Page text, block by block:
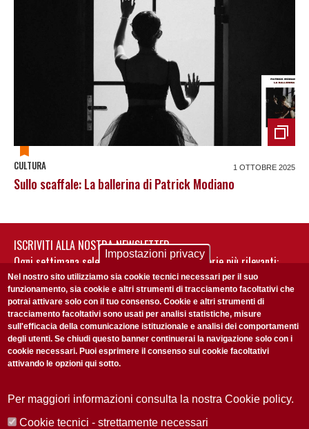
CULTURA 1 OTTOBRE 2025
Sullo scaffale: La ballerina di Patrick Modiano
ISCRIVITI ALLA NOSTRA NEWSLETTER
Ogni settimana selezioniamo per te nostre storie più rilevanti:
non perderti gli aggiornamenti della nostra newsletter
Accetto laPrivacy Policy
Impostazioni privacy
Nel nostro sito utilizziamo sia cookie tecnici necessari per il suo
funzionamento, sia cookie e altri strumenti di tracciamento facoltativi che
potrai attivare solo con il tuo consenso. Cookie e altri strumenti di
tracciamento facoltativi sono usati per analisi statistiche, misure
sull'efficacia della comunicazione istituzionale e analisi dei comportamenti
degli utenti. Se chiudi questo banner continuerai la navigazione solo con i
cookie necessari. Puoi esprimere il consenso sui cookie facoltativi
attivando le opzioni qui sotto.
Per maggiori informazioni consulta la nostra Cookie policy.
Cookie tecnici - strettamente necessari